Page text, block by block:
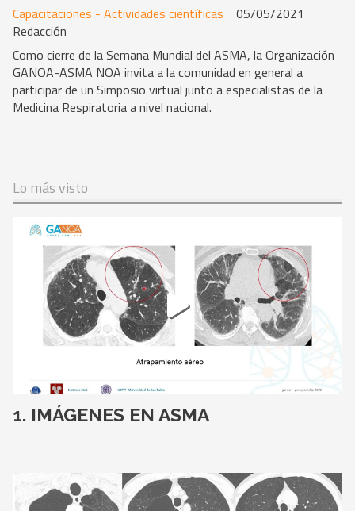
Redacción
Capacitaciones - Actividades científicas 05/05/2021
Como cierre de la Semana Mundial del ASMA, la Organización
GANOA-ASMA NOA invita a la comunidad en general a
participar de un Simposio virtual junto a especialistas de la
Medicina Respiratoria a nivel nacional.
Lo más visto
IMÁGENES EN ASMA